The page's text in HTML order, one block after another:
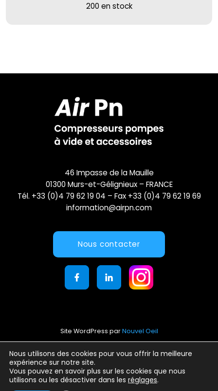
200 en stock
Nous utilisons des cookies pour vous offrir la meilleure
expérience sur notre site.
Vous pouvez en savoir plus sur les cookies que nous
utilisons ou les désactiver dans les réglages.
46 Impasse de la Mauille
01300 Murs-et-Gélignieux – FRANCE
Tél. +33 (0)4 79 62 19 04 – Fax +33 (0)4 79 62 19 69
information@airpn.com
Nous contacter
Site WordPress parNouvel Oeil
Mentions légales
Conditions générales d’utilisation
Politique de confidentialité